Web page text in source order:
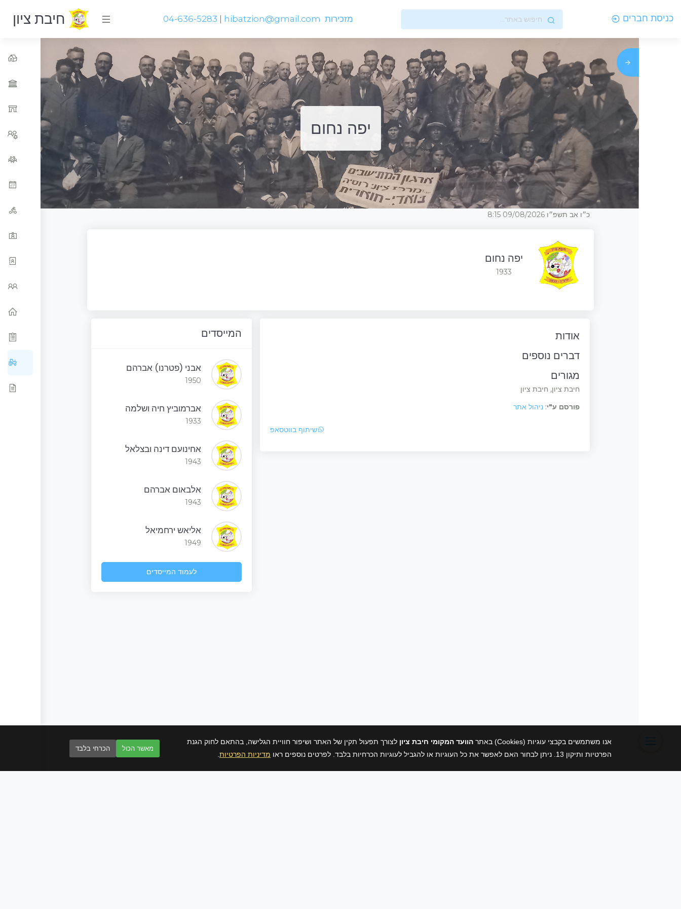
אנו משתמשים בקבצי עוגיות (Cookies) באתר הוועד המקומי חיבת ציון לצורך תפעול תקין של האתר ושיפור חוויית הגלישה, בהתאם לחוק הגנת
הפרטיות ותיקון 13. ניתן לבחור האם לאפשר את כל העוגיות או להגביל לעוגיות הכרחיות בלבד. לפרטים נוספים ראו
מדיניות הפרטיות
מאשר הכול הכרחי בלבד
חיבת ציון 04-636-5283 hibatzion@gmail.com מזכירות כניסת חברים
יפה נחום
כ״ו אב תשפ״ו 09/08/2026
8:15
יפה נחום
1933
אודות
דברים נוספים
מגורים
חיבת ציון, חיבת ציון
פורסם ע"י: ניהול אתר
שיתוף בווטסאפ
המייסדים
אבני (פטרנו) אברהם
1950
אברמוביץ חיה ושלמה
1933
אחינועם דינה ובצלאל
1943
אלבאום אברהם
1943
אליאש ירחמיאל
1949
לעמוד המייסדים